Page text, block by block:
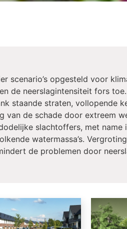
scenario’s opgesteld voor
de neerslagintensiteit fors
staande straten, vollopende
van de schade door extreem
slachtoffers, met
watermassa’s.
de problemen door